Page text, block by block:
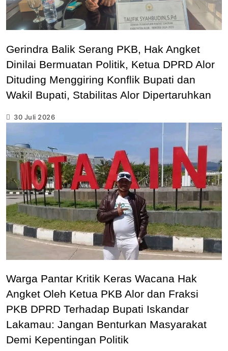
Gerindra Balik Serang PKB, Hak Angket
Dinilai Bermuatan Politik, Ketua DPRD Alor
Dituding Menggiring Konflik Bupati dan
Wakil Bupati, Stabilitas Alor Dipertaruhkan
30 Juli 2026
Warga Pantar Kritik Keras Wacana Hak
Angket Oleh Ketua PKB Alor dan Fraksi
PKB DPRD Terhadap Bupati Iskandar
Lakamau: Jangan Benturkan Masyarakat
Demi Kepentingan Politik